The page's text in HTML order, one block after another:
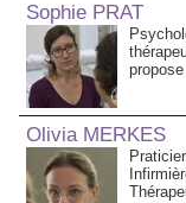
Sophie PRAT
Olivia MERKES